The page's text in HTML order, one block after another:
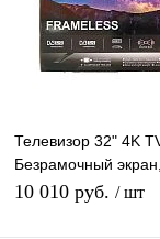
Телевизор 32" 4K
Безрамочный
(простой)
10 010 руб. / шт